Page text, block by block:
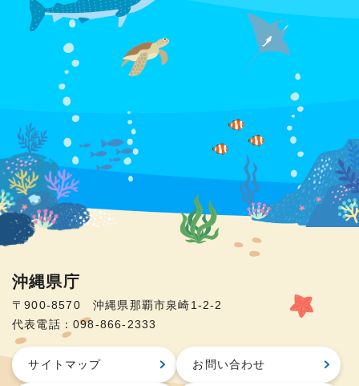
沖縄県庁
〒900-8570 沖縄県那覇市泉崎1-2-2
代表電話：098-866-2333
サイトマップ お問い合わせ